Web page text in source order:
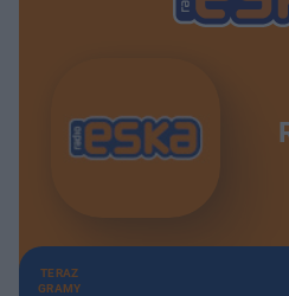
TERAZ
GRAMY